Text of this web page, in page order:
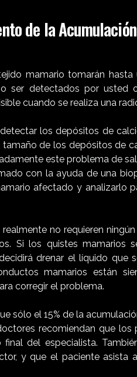
de la
mamario tomarán hasta
o ser detectados por
cuando se realiza una
los depósitos de
de los depósitos de
este problema de
con la ayuda de una
afectado y analizarlo
no requieren
Si los quistes mamarios
drenar el líquido que
mamarios están
corregir el problema.
sólo el 15% de la
recomiendan que los
del especialista.
y que el paciente asista